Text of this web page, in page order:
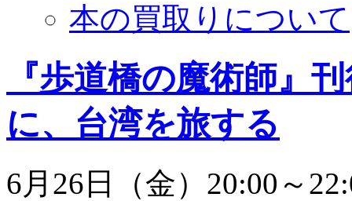
本の買取りについて
『歩道橋の魔術師』
に、台湾を旅する
6月26日（金）20:00～